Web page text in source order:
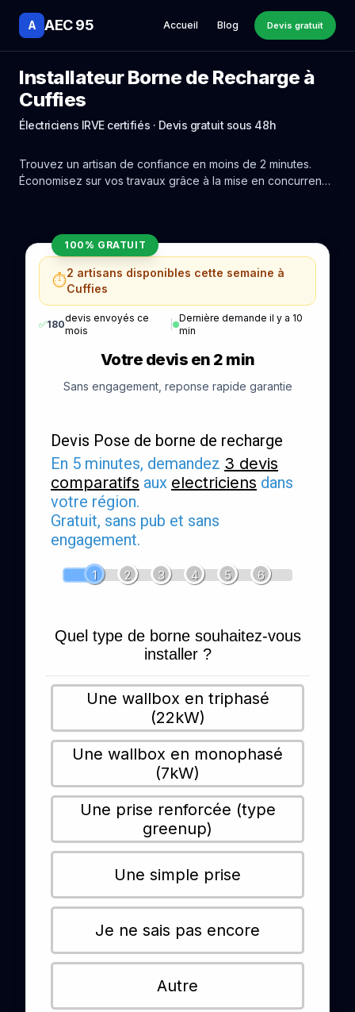
A AEC 95 Accueil Blog Devis gratuit
Installateur Borne de Recharge à
Cuffies
Électriciens IRVE certifiés · Devis gratuit sous 48h
Trouvez un artisan de confiance en moins de 2 minutes.
Économisez sur vos travaux grâce à la mise en concurrence
100% GRATUIT
⏱️2 artisans disponibles cette semaine à
Cuffies
✅180
devis envoyés ce
mois
Dernière demande il y a 10
min
Votre devis en 2 min
Sans engagement, reponse rapide garantie
Devis Pose de borne de recharge
En 5 minutes, demandez 3 devis
comparatifs aux electriciens dans
votre région.
Gratuit, sans pub et sans
engagement.
1 2 3 4 5 6
Quel type de borne souhaitez-vous
installer ?
Une wallbox en triphasé
(22kW)
Une wallbox en monophasé
(7kW)
Une prise renforcée (type
greenup)
Une simple prise
Je ne sais pas encore
Autre